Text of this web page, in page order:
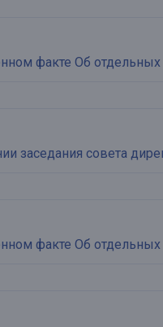
факте Об
заседания совета
факте Об